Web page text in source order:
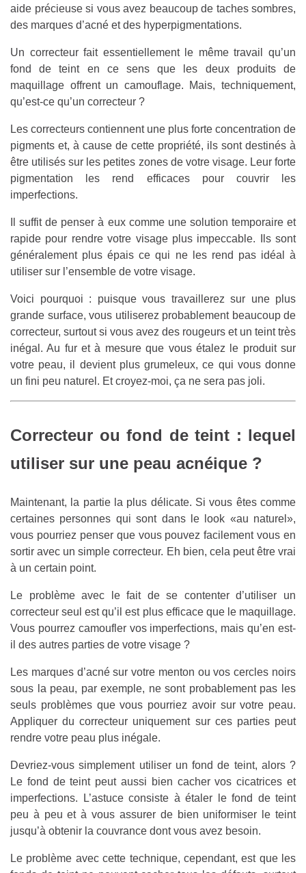
aide précieuse si vous avez beaucoup de taches sombres,
des marques d’acné et des hyperpigmentations.
Un correcteur fait essentiellement le même travail qu’un
fond de teint en ce sens que les deux produits de
maquillage offrent un camouflage. Mais, techniquement,
qu’est-ce qu’un correcteur ?
Les correcteurs contiennent une plus forte concentration de
pigments et, à cause de cette propriété, ils sont destinés à
être utilisés sur les petites zones de votre visage. Leur forte
pigmentation les rend efficaces pour couvrir les
imperfections.
Il suffit de penser à eux comme une solution temporaire et
rapide pour rendre votre visage plus impeccable. Ils sont
généralement plus épais ce qui ne les rend pas idéal à
utiliser sur l’ensemble de votre visage.
Voici pourquoi : puisque vous travaillerez sur une plus
grande surface, vous utiliserez probablement beaucoup de
correcteur, surtout si vous avez des rougeurs et un teint très
inégal. Au fur et à mesure que vous étalez le produit sur
votre peau, il devient plus grumeleux, ce qui vous donne
un fini peu naturel. Et croyez-moi, ça ne sera pas joli.
Correcteur ou fond de teint : lequel
utiliser sur une peau acnéique ?
Maintenant, la partie la plus délicate. Si vous êtes comme
certaines personnes qui sont dans le look «au naturel»,
vous pourriez penser que vous pouvez facilement vous en
sortir avec un simple correcteur. Eh bien, cela peut être vrai
à un certain point.
Le problème avec le fait de se contenter d’utiliser un
correcteur seul est qu’il est plus efficace que le maquillage.
Vous pourrez camoufler vos imperfections, mais qu’en est-
il des autres parties de votre visage ?
Les marques d’acné sur votre menton ou vos cercles noirs
sous la peau, par exemple, ne sont probablement pas les
seuls problèmes que vous pourriez avoir sur votre peau.
Appliquer du correcteur uniquement sur ces parties peut
rendre votre peau plus inégale.
Devriez-vous simplement utiliser un fond de teint, alors ?
Le fond de teint peut aussi bien cacher vos cicatrices et
imperfections. L’astuce consiste à étaler le fond de teint
peu à peu et à vous assurer de bien uniformiser le teint
jusqu’à obtenir la couvrance dont vous avez besoin.
Le problème avec cette technique, cependant, est que les